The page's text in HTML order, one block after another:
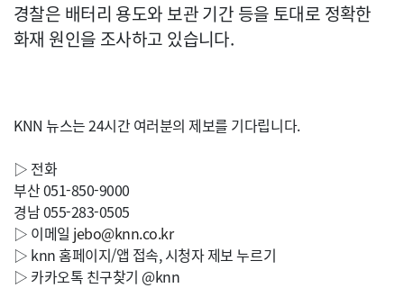
경찰은 배터리 용도와 보관 기간 등을 토대로 정확한
화재 원인을 조사하고 있습니다.
KNN 뉴스는 24시간 여러분의 제보를 기다립니다.
▷ 전화
부산 051-850-9000
경남 055-283-0505
▷ 이메일 jebo@knn.co.kr
▷ knn 홈페이지/앱 접속, 시청자 제보 누르기
▷ 카카오톡 친구찾기 @knn